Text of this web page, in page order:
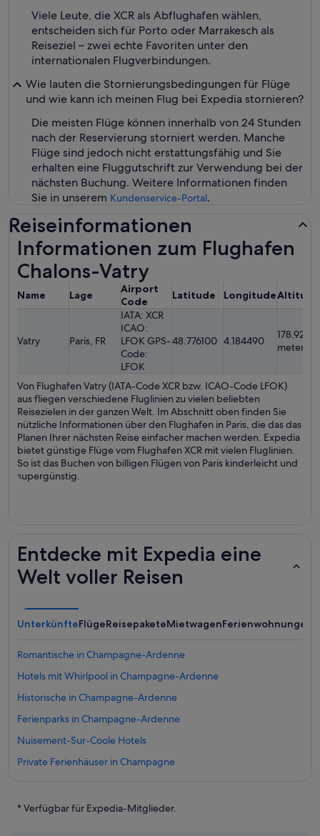
Viele Leute, die XCR als Abflughafen wählen,
entscheiden sich für Porto oder Marrakesch als
Reiseziel – zwei echte Favoriten unter den
internationalen Flugverbindungen.
Wie lauten die Stornierungsbedingungen für Flüge
und wie kann ich meinen Flug bei Expedia stornieren?
Die meisten Flüge können innerhalb von 24 Stunden
nach der Reservierung storniert werden. Manche
Flüge sind jedoch nicht erstattungsfähig und Sie
erhalten eine Fluggutschrift zur Verwendung bei der
nächsten Buchung. Weitere Informationen finden
Sie in unserem Kundenservice-Portal.
Reiseinformationen
Informationen zum Flughafen
Chalons-Vatry
Name Lage
Airport
Code
Latitude LongitudeAltitude
Vatry Paris, FR
IATA: XCR
ICAO:
LFOK GPS-
Code:
LFOK
48.776100 4.184490
178.92
meters
Von Flughafen Vatry (IATA-Code XCR bzw. ICAO-Code LFOK)
aus fliegen verschiedene Fluglinien zu vielen beliebten
Reisezielen in der ganzen Welt. Im Abschnitt oben finden Sie
nützliche Informationen über den Flughafen in Paris, die das das
Planen Ihrer nächsten Reise einfacher machen werden. Expedia
bietet günstige Flüge vom Flughafen XCR mit vielen Fluglinien.
So ist das Buchen von billigen Flügen von Paris kinderleicht und
supergünstig.
Entdecke mit Expedia eine
Welt voller Reisen
UnterkünfteFlügeReisepaketeMietwagenFerienwohnungen
Romantische in Champagne-Ardenne
Hotels mit Whirlpool in Champagne-Ardenne
Historische in Champagne-Ardenne
Ferienparks in Champagne-Ardenne
Nuisement-Sur-Coole Hotels
Private Ferienhäuser in Champagne
Boutique- in Champagne
* Verfügbar für Expedia-Mitglieder.